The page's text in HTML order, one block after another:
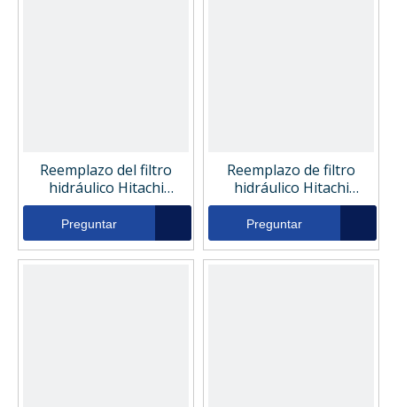
Reemplazo del filtro
hidráulico Hitachi
YA00049017
Preguntar
Reemplazo de filtro
hidráulico Hitachi
KC4033070770
Preguntar